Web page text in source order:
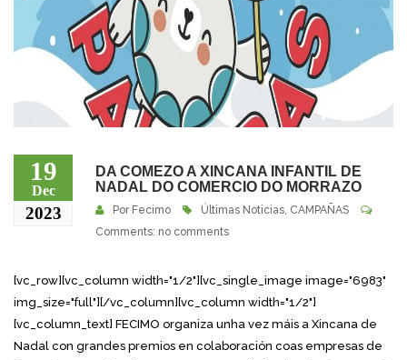
19
Dec
2023
DA COMEZO A XINCANA INFANTIL DE
NADAL DO COMERCIO DO MORRAZO
Por Fecimo Últimas Noticias, CAMPAÑAS
Comments: no comments
[vc_row][vc_column width="1/2"][vc_single_image image="6983"
img_size="full"][/vc_column][vc_column width="1/2"]
[vc_column_text] FECIMO organiza unha vez máis a Xincana de
Nadal con grandes premios en colaboración coas empresas de